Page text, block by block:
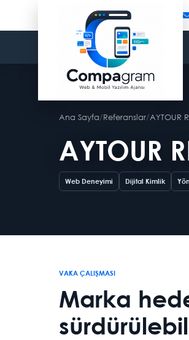
Ana Sayfa/Referanslar/AYTOUR
AYTOUR
Web Deneyimi Dijital Kimlik
VAKA ÇALIŞMASI
Marka